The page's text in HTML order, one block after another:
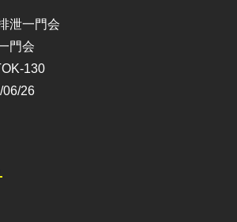
泄一門会
門会
130
06/26